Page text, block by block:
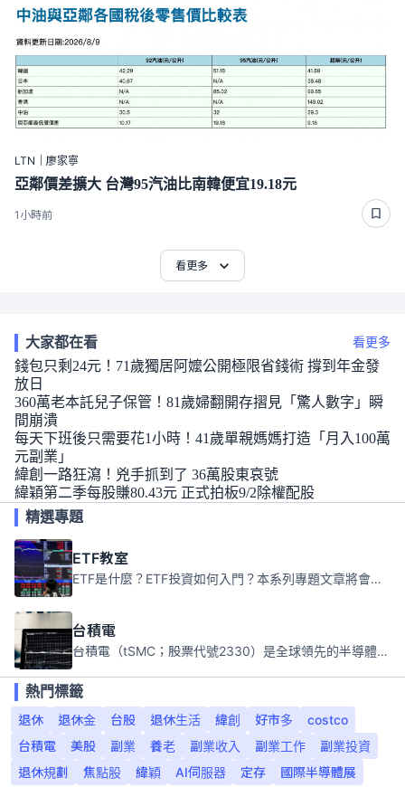
LTN｜廖家寧
亞鄰價差擴大 台灣95汽油比南韓便宜19.18元
1小時前
看更多
大家都在看 看更多
錢包只剩24元！71歲獨居阿嬤公開極限省錢術 撐到年金發
放日
360萬老本託兒子保管！81歲婦翻開存摺見「驚人數字」瞬
間崩潰
每天下班後只需要花1小時！41歲單親媽媽打造「月入100萬
元副業」
緯創一路狂瀉！兇手抓到了 36萬股東哀號
緯穎第二季每股賺80.43元 正式拍板9/2除權配股
精選專題
ETF教室
ETF是什麼？ETF投資如何入門？本系列專題文章將會告訴你新手必須知道的ETF基礎知識。
台積電
台積電（tSMC；股票代號2330）是全球領先的半導體代工公司，成立於1987年，總部位於台灣新竹。且已於美國、日本、德國及中國設廠，台積電是全球首家專業積體電路製造服務公司，也是全球最先進和最大規模的半導體代工廠。
熱門標籤
退休
退休金 台股 退休生活 緯創 好市多
costco
台積電
美股 副業 養老 副業收入 副業工作
副業投資
退休規劃
焦點股 緯穎 AI伺服器 定存 國際半導體展